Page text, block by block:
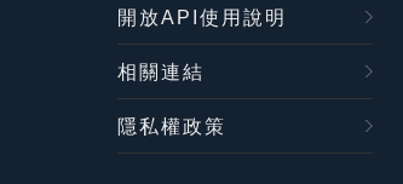
開放API使用說明
相關連結
隱私權政策